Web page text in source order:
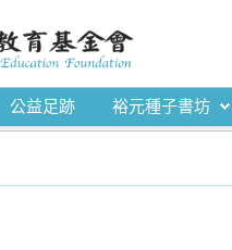
公益足跡 裕元種子書坊